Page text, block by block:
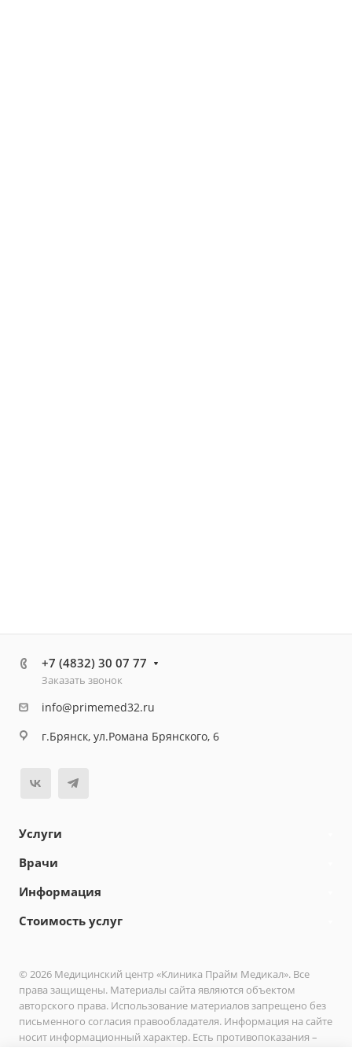
+7 (4832) 30 07 77
Заказать звонок
info@primemed32.ru
г.Брянск, ул.Романа Брянского, 6
Услуги
Врачи
Информация
Стоимость услуг
© 2026 Медицинский центр «Клиника Прайм Медикал». Все
права защищены. Материалы сайта являются объектом
авторского права. Использование материалов запрещено без
письменного согласия правообладателя. Информация на сайте
носит информационный характер. Есть противопоказания –